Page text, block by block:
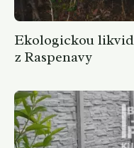
Ekologickou
z Raspenavy